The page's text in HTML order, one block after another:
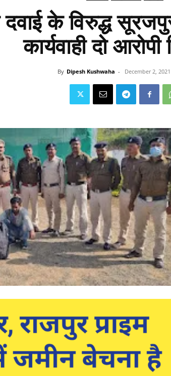
के विरुद्ध
कार्यवाही दो आरोपी
By Dipesh Kushwaha - December 2, 2021